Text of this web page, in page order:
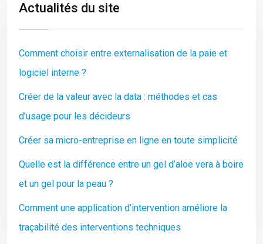
Actualités du site
Comment choisir entre externalisation de la paie et
logiciel interne ?
Créer de la valeur avec la data : méthodes et cas
d’usage pour les décideurs
Créer sa micro-entreprise en ligne en toute simplicité
Quelle est la différence entre un gel d’aloe vera à boire
et un gel pour la peau ?
Comment une application d’intervention améliore la
traçabilité des interventions techniques